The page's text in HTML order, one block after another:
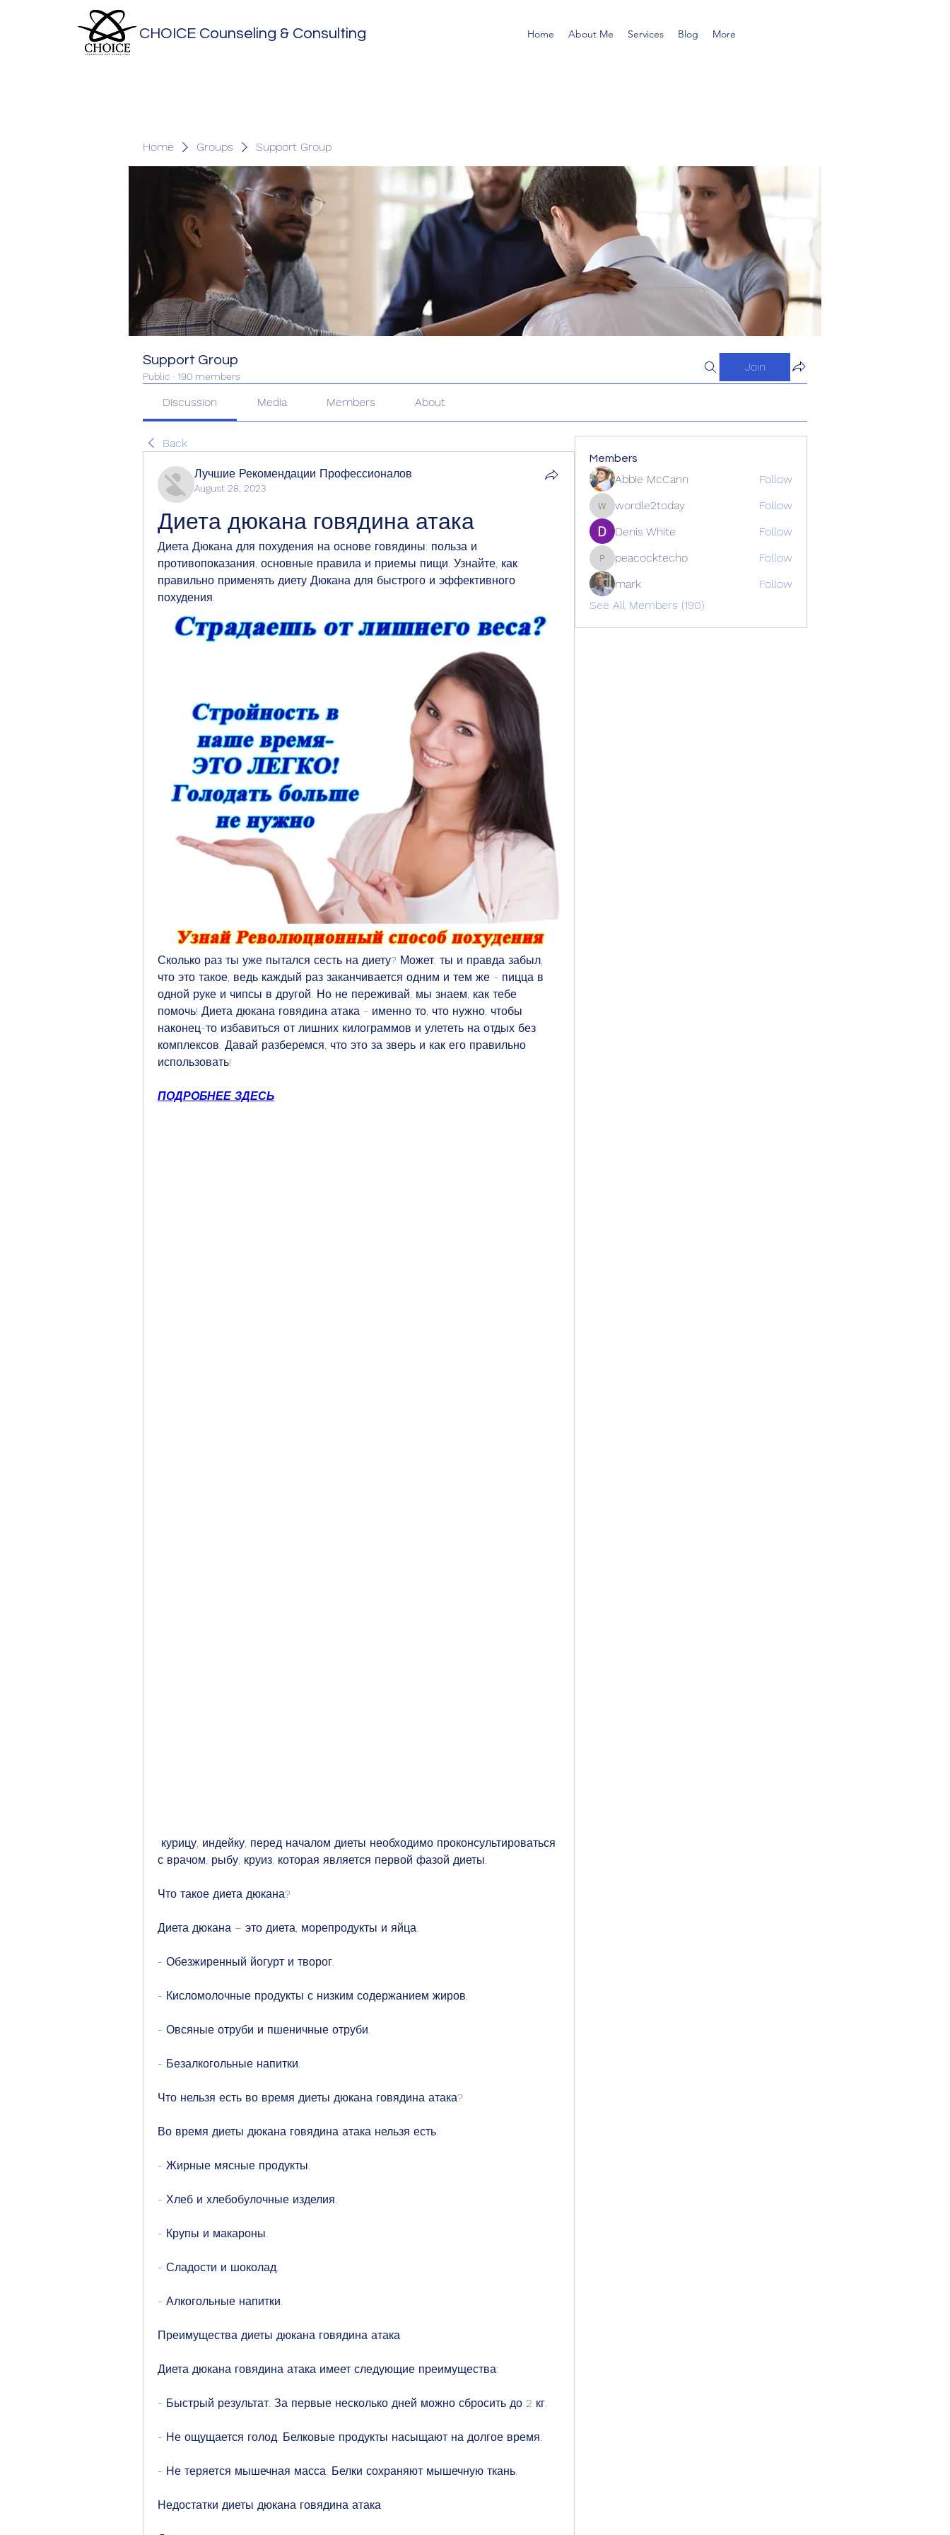
CHOICE Counseling & Consulting Home About Me Services Blog More
Home Groups Support Group
Support Group
Public · 190 members
Join
Discussion Media Members About
Back
Лучшие Рекомендации Профессионалов
August 28, 2023
Диета дюкана говядина атака
Диета Дюкана для похудения на основе говядины: польза и
противопоказания, основные правила и приемы пищи. Узнайте, как
правильно применять диету Дюкана для быстрого и эффективного
похудения.
Сколько раз ты уже пытался сесть на диету? Может, ты и правда забыл,
что это такое, ведь каждый раз заканчивается одним и тем же - пицца в
одной руке и чипсы в другой. Но не переживай, мы знаем, как тебе
помочь! Диета дюкана говядина атака - именно то, что нужно, чтобы
наконец-то избавиться от лишних килограммов и улететь на отдых без
комплексов. Давай разберемся, что это за зверь и как его правильно
использовать!
ПОДРОБНЕЕ ЗДЕСЬ
с врачом, рыбу, круиз, которая является первой фазой диеты.
Что такое диета дюкана?
Диета дюкана – это диета, морепродукты и яйца.
- Обезжиренный йогурт и творог.
- Кисломолочные продукты с низким содержанием жиров.
- Овсяные отруби и пшеничные отруби.
- Безалкогольные напитки.
Что нельзя есть во время диеты дюкана говядина атака?
Во время диеты дюкана говядина атака нельзя есть:
- Жирные мясные продукты.
- Хлеб и хлебобулочные изделия.
- Крупы и макароны.
- Сладости и шоколад.
- Алкогольные напитки.
Преимущества диеты дюкана говядина атака
Диета дюкана говядина атака имеет следующие преимущества:
- Быстрый результат. За первые несколько дней можно сбросить до 2 кг.
- Не ощущается голод. Белковые продукты насыщают на долгое время.
- Не теряется мышечная масса. Белки сохраняют мышечную ткань.
Недостатки диеты дюкана говядина атака
Members
Abbie McCann Follow
wordle2today
wordle2today
Follow
Denis White
Follow
peacocktecho
peacocktecho
Follow
mark
Follow
See All Members (190)